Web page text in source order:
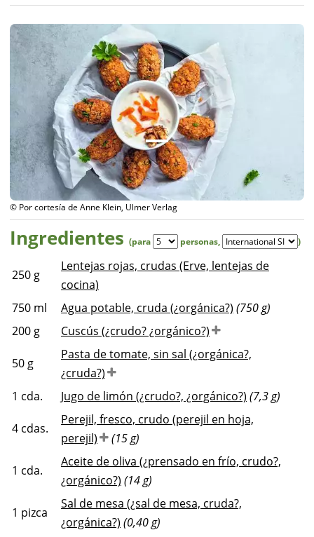
© Por cortesía de Anne Klein, Ulmer Verlag
Ingredientes (para personas, )
250 g
Lentejas rojas, crudas (Erve, lentejas de
cocina)
750 ml Agua potable, cruda (¿orgánica?) (750 g)
200 g Cuscús (¿crudo? ¿orgánico?)
50 g
Pasta de tomate, sin sal (¿orgánica?,
¿cruda?)
1 cda. Jugo de limón (¿crudo?, ¿orgánico?) (7,3 g)
4 cdas.
Perejil, fresco, crudo (perejil en hoja,
perejil)
(15 g)
1 cda.
Aceite de oliva (¿prensado en frío, crudo?,
¿orgánico?) (14 g)
1 pizca
Sal de mesa (¿sal de mesa, cruda?,
¿orgánica?) (0,40 g)